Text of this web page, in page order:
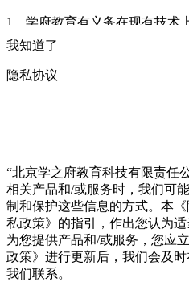
1、学府教育有义务在现有技术
与交易或注册有关的问题及反
出删除相关信息、终止服务提
人为因素造成的服务的中断或
府教育在线网络教育平台制作
犯罪行为的资料； — 不利于国
在线教育的声誉和商业利益的信
进行删除、修改或者增加； （4
消用户资格。用户应对自己在
方式； 2）在个人的注册信息
所有服务的有效身份依据。 （3
式用户后，应当对自己的用户
我知道了
隐私协议
“北京学之府教育科技有限责任
相关产品和/或服务时，我们可
制和保护这些信息的方式。本
私政策》的指引，作出您认为
为您提供产品和/或服务，您应
政策》进行更新后，我们会及
我们联系。